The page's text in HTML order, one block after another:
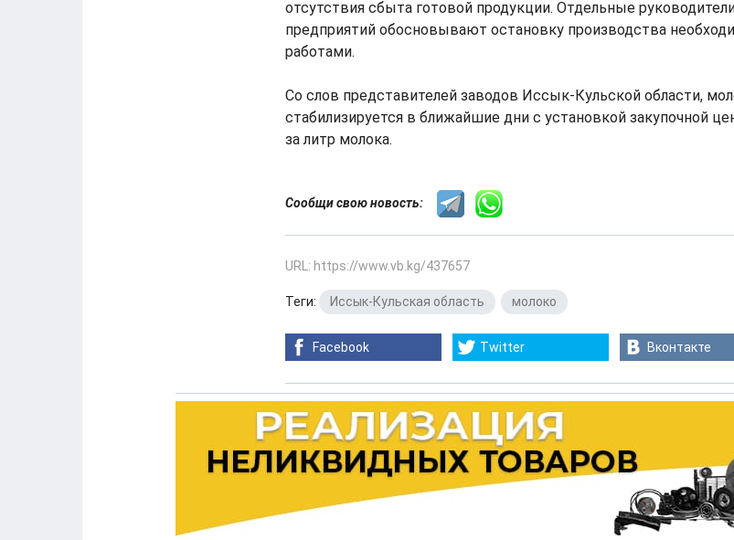
отсутствия сбыта готовой продукции. Отдельные
предприятий обосновывают остановку производства
работами.
Со слов представителей заводов Иссык-Кульской области,
стабилизируется в ближайшие дни с установкой закупочной
за литр молока.
Сообщи свою новость:
URL: https://www.vb.kg/437657
Теги: Иссык-Кульская область молоко
Facebook Twitter Вконтакте